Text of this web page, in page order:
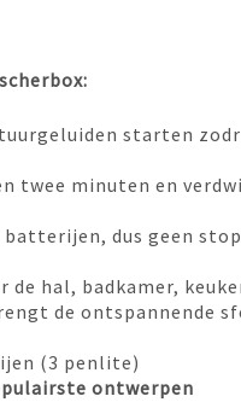
starten
twee minuten en
dus geen
de hal, badkamer,
de ontspannende
(3 penlite)
ontwerpen